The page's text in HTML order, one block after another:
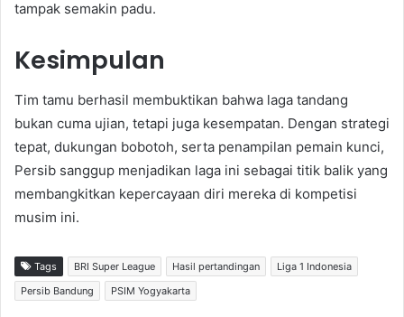
tampak semakin padu.
Kesimpulan
Tim tamu berhasil membuktikan bahwa laga tandang
bukan cuma ujian, tetapi juga kesempatan. Dengan strategi
tepat, dukungan bobotoh, serta penampilan pemain kunci,
Persib sanggup menjadikan laga ini sebagai titik balik yang
membangkitkan kepercayaan diri mereka di kompetisi
musim ini.
Tags BRI Super League Hasil pertandingan
Liga 1 Indonesia
Persib Bandung
PSIM Yogyakarta